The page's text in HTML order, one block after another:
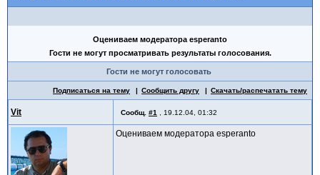
Оцениваем модератора esperanto
Гости не могут просматривать результаты голосования.
Гости не могут голосовать
Подписаться на тему Сообщить другу Скачать/распечатать тему
Vit Сообщ. #1 19.12.04, 01:32
Оцениваем модератора esperanto